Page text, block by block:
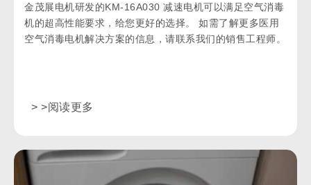
金茂展电机研发的KM-16A030 减速电机可以满足空气消毒
机的超高性能要求，给您更好的选择。 如需了解更多医用
空气消毒电机解决方案的信息，请联系我们的销售工程师。
> >阅读更多